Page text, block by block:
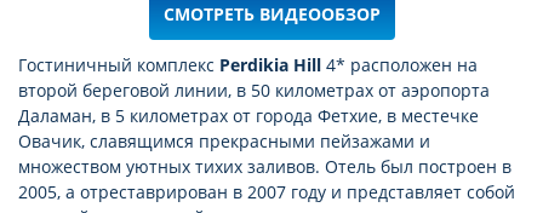
СМОТРЕТЬ ВИДЕООБЗОР
Гостиничный комплекс Perdikia Hill 4* расположен на
второй береговой линии, в 50 километрах от аэропорта
Даламан, в 5 километрах от города Фетхие, в местечке
Овачик, славящимся прекрасными пейзажами и
множеством уютных тихих заливов. Отель был построен в
2005, а отреставрирован в 2007 году и представляет собой